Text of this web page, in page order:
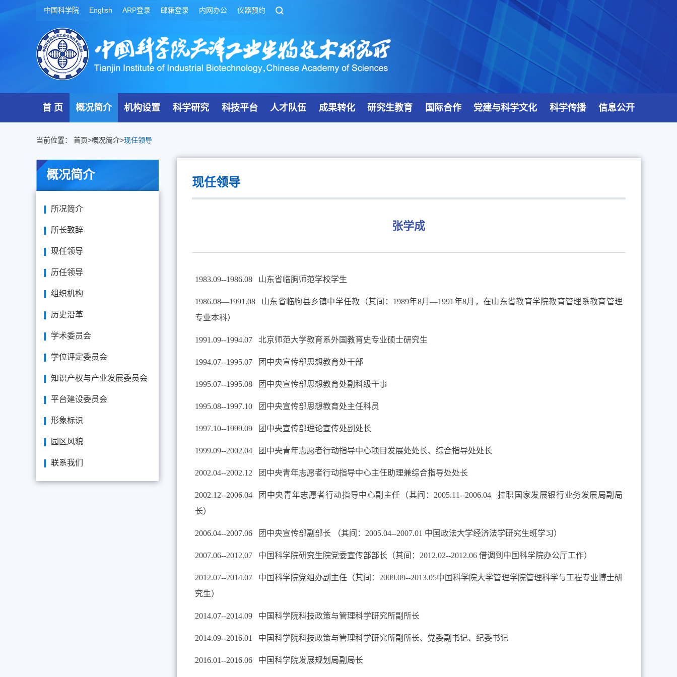
中国科学院 English ARP登录 邮箱登录 内网办公 仪器预约
首 页 概况简介 机构设置 科学研究 科技平台 人才队伍 成果转化 研究生教育 国际合作 党建与科学文化 科学传播 信息公开
当前位置： 首页>概况简介>现任领导
概况简介
所况简介
所长致辞
现任领导
历任领导
组织机构
历史沿革
学术委员会
学位评定委员会
知识产权与产业发展委员会
平台建设委员会
形象标识
园区风貌
联系我们
现任领导
张学成
1983.09--1986.08 山东省临朐师范学校学生
1986.08—1991.08 山东省临朐县乡镇中学任教 （其间： 1989年8月—1991年8月，在山东省教育学院教育管理系教育管理
专业本科）
1991.09--1994.07 北京师范大学教育系外国教育史专业硕士研究生
1994.07--1995.07 团中央宣传部思想教育处干部
1995.07--1995.08 团中央宣传部思想教育处副科级干事
1995.08--1997.10 团中央宣传部思想教育处主任科员
1997.10--1999.09 团中央宣传部理论宣传处副处长
1999.09--2002.04 团中央青年志愿者行动指导中心项目发展处处长、 综合指导处处长
2002.04--2002.12 团中央青年志愿者行动指导中心主任助理兼综合指导处处长
2002.12--2006.04 团中央青年志愿者行动指导中心副主任（其间：2005.11--2006.04 挂职国家发展银行业务发展局副局
长）
2006.04--2007.06 团中央宣传部副部长 （其间：2005.04--2007.01 中 国政法大学经济法学研究生班学习）
2007.06--2012.07 中国科学院研究生院党委宣传部部长（其间：2012.02--2012.06 借调到中国科学院办公厅工作）
2012.07--2014.07 中国科学院党组办副主任（其间：2009.09--2013.05中国科学院大学管理学院管理科学与工程专业博士研
究生）
2014.07--2014.09 中国科学院科技政策与管理科学研究所副所长
2014.09--2016.01 中国科学院科技政策与管理科学研究所副所长、党委副书记、纪委书记
2016.01--2016.06 中国科学院发展规划局副局长